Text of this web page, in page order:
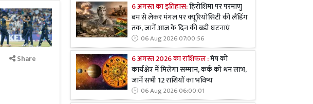
Share
6 अगस्त का इतिहास:हिरोशिमा पर परमाणु
बम से लेकर मंगल पर क्यूरियोसिटी की लैंडिंग
तक, जानें आज के दिन की बड़ी घटनाएं
06 Aug 2026 07:00:56
6 अगस्त 2026 का राशिफल :मेष को
कार्यक्षेत्र में मिलेगा सम्मान, कर्क को धन लाभ,
जानें सभी 12 राशियों का भविष्य
06 Aug 2026 06:00:01